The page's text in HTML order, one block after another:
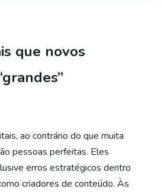
que novos
ao contrário do que muita
pessoas perfeitas. Eles
erros estratégicos dentro
criadores de conteúdo. Às